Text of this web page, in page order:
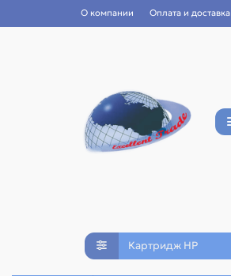
О компании Оплата и доставка